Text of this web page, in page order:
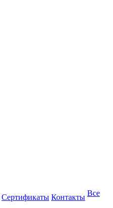
Сертификаты Контакты Все